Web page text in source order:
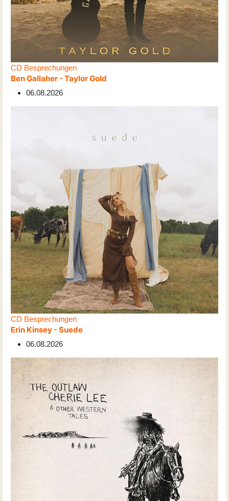
CD Besprechungen
Ben Gallaher - Taylor Gold
06.08.2026
CD Besprechungen
Erin Kinsey - Suede
06.08.2026